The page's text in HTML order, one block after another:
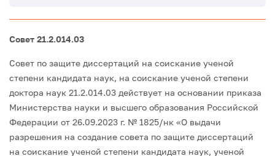
Совет 21.2.014.03
Совет по защите диссертаций на соискание ученой
степени кандидата наук, на соискание ученой степени
доктора наук 21.2.014.03 действует на основании приказа
Министерства науки и высшего образования Российской
Федерации от 26.09.2023 г. № 1825/нк «О выдачи
разрешения на создание совета по защите диссертаций
на соискание ученой степени кандидата наук, ученой